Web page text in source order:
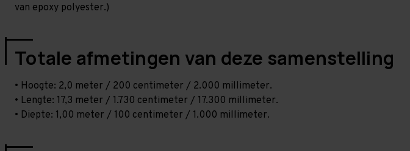
van epoxy polyester.)
Totale afmetingen van deze samenstelling
• Hoogte: 2,0 meter / 200 centimeter / 2.000 millimeter.
• Lengte: 17,3 meter / 1.730 centimeter / 17.300 millimeter.
• Diepte: 1,00 meter / 100 centimeter / 1.000 millimeter.